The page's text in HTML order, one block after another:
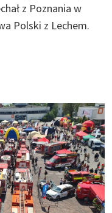
z Poznania w
Polski z Lechem.